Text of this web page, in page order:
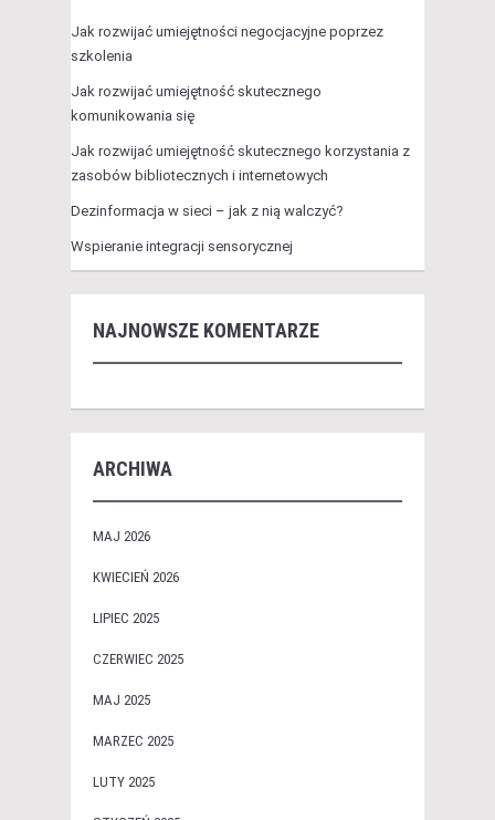
Jak rozwijać umiejętności negocjacyjne poprzez
szkolenia
Jak rozwijać umiejętność skutecznego
komunikowania się
Jak rozwijać umiejętność skutecznego korzystania z
zasobów bibliotecznych i internetowych
Dezinformacja w sieci – jak z nią walczyć?
Wspieranie integracji sensorycznej
NAJNOWSZE KOMENTARZE
ARCHIWA
MAJ 2026
KWIECIEŃ 2026
LIPIEC 2025
CZERWIEC 2025
MAJ 2025
MARZEC 2025
LUTY 2025